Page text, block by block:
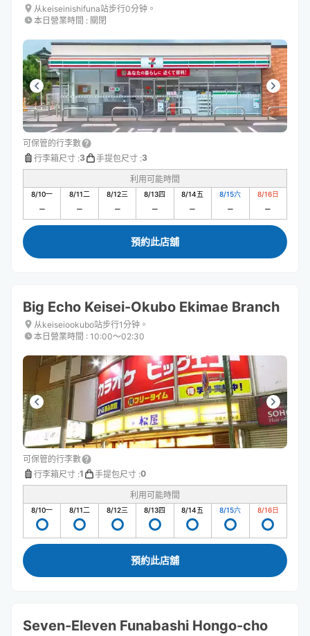
从keiseinishifuna站步行0分钟。
本日營業時間 : 關閉
可保管的行李數
行李箱尺寸 :3 手提包尺寸 :3
利用可能時間
8/10一 8/11二 8/12三 8/13四 8/14五 8/15六 8/16日
預約此店舖
Big Echo Keisei-Okubo Ekimae Branch
从keiseiookubo站步行1分钟。
本日營業時間 : 10:00〜02:30
可保管的行李數
行李箱尺寸 :1 手提包尺寸 :0
利用可能時間
8/10一 8/11二 8/12三 8/13四 8/14五 8/15六 8/16日
預約此店舖
Seven-Eleven Funabashi Hongo-cho